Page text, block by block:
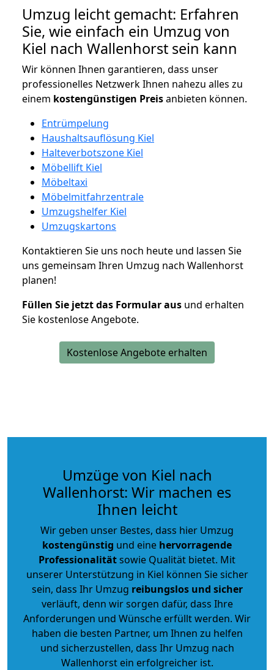
Umzug leicht gemacht: Erfahren
Sie, wie einfach ein Umzug von
Kiel nach Wallenhorst sein kann
Wir können Ihnen garantieren, dass unser
professionelles Netzwerk Ihnen nahezu alles zu
einem kostengünstigen Preisanbieten können.
Entrümpelung
Haushaltsauflösung Kiel
Halteverbotszone Kiel
Möbellift Kiel
Möbeltaxi
Möbelmitfahrzentrale
Umzugshelfer Kiel
Umzugskartons
Kontaktieren Sie uns noch heute und lassen Sie
uns gemeinsam Ihren Umzug nach Wallenhorst
planen!
Füllen Sie jetzt das Formular aus und erhalten
Sie kostenlose Angebote.
Kostenlose Angebote erhalten
Umzüge von Kiel nach
Wallenhorst: Wir machen es
Ihnen leicht
Wir geben unser Bestes, dass hier Umzug
kostengünstig und eine hervorragende
Professionalitätsowie Qualität bietet. Mit
unserer Unterstützung in Kiel können Sie sicher
sein, dass Ihr Umzug reibungslos und sicher
verläuft, denn wir sorgen dafür, dass Ihre
Anforderungen und Wünsche erfüllt werden. Wir
haben die besten Partner, um Ihnen zu helfen
und sicherzustellen, dass Ihr Umzug nach
Wallenhorst ein erfolgreicher ist.